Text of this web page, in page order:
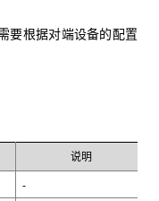
要根据对端设备的配置
说明
-